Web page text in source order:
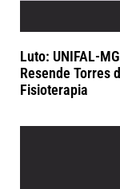
Luto: UNIFAL-
Resende Torres
Fisioterapia